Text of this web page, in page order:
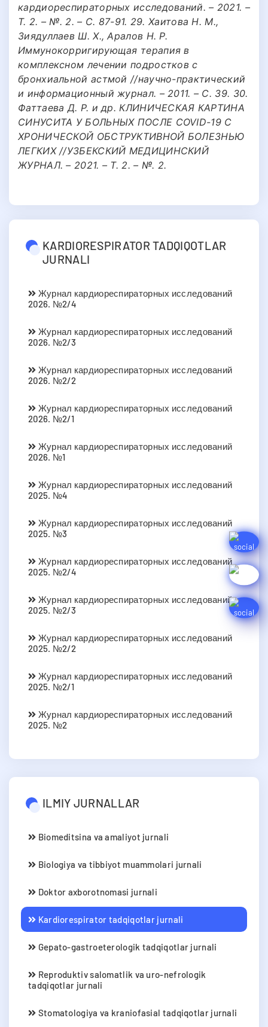
кардиореспираторных исследований. – 2021. –
Т. 2. – №. 2. – С. 87-91. 29. Хаитова Н. М.,
Зиядуллаев Ш. Х., Аралов Н. Р.
Иммунокорригирующая терапия в
комплексном лечении подростков с
бронхиальной астмой //научно-практический
и информационный журнал. – 2011. – С. 39. 30.
Фаттаева Д. Р. и др. КЛИНИЧЕСКАЯ КАРТИНА
СИНУСИТА У БОЛЬНЫХ ПОСЛЕ COVID-19 С
ХРОНИЧЕСКОЙ ОБСТРУКТИВНОЙ БОЛЕЗНЬЮ
ЛЕГКИХ //УЗБЕКСКИЙ МЕДИЦИНСКИЙ
ЖУРНАЛ. – 2021. – Т. 2. – №. 2.
KARDIORESPIRATOR TADQIQOTLAR
JURNALI
Журнал кардиореспираторных исследований
2026. №2/4
Журнал кардиореспираторных исследований
2026. №2/3
Журнал кардиореспираторных исследований
2026. №2/2
Журнал кардиореспираторных исследований
2026. №2/1
Журнал кардиореспираторных исследований
2026. №1
Журнал кардиореспираторных исследований
2025. №4
Журнал кардиореспираторных исследований
2025. №3
Журнал кардиореспираторных исследований
2025. №2/4
Журнал кардиореспираторных исследований
2025. №2/3
Журнал кардиореспираторных исследований
2025. №2/2
Журнал кардиореспираторных исследований
2025. №2/1
Журнал кардиореспираторных исследований
2025. №2
ILMIY JURNALLAR
Biomeditsina va amaliyot jurnali
Biologiya va tibbiyot muammolari jurnali
Doktor axborotnomasi jurnali
Kardiorespirator tadqiqotlar jurnali
Gepato-gastroeterologik tadqiqotlar jurnali
Reproduktiv salomatlik va uro-nefrologik
tadqiqotlar jurnali
Stomatologiya va kraniofasial tadqiqotlar jurnali